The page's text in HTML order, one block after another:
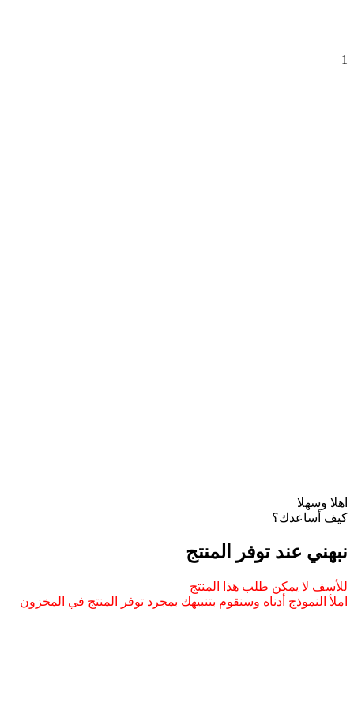
1
اهلا وسهلا
كيف أساعدك؟
نبهني عند توفر المنتج
للأسف لا يمكن طلب هذا المنتج
املأ النموذج أدناه وسنقوم بتنبيهك بمجرد توفر المنتج في المخزون